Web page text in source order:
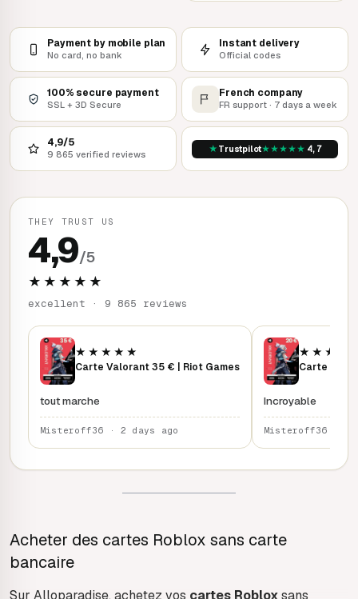
Payment by mobile plan
No card, no bank
Instant delivery
Official codes
100% secure payment
SSL + 3D Secure
French company
FR support · 7 days a week
4,9/5
9 865 verified reviews
★ Trustpilot★★★★★ 4,7
THEY TRUST US
4,9/5
★★★★★
excellent · 9 865 reviews
★★★★★
Carte Valorant 35 € | Riot Games
tout marche
Misteroff36 · 2 days ago
Incroyable
Misteroff36 · 2
Acheter des cartes Roblox sans carte
bancaire
Sur Alloparadise, achetez vos cartes Robloxsans